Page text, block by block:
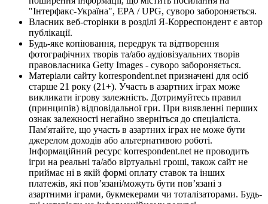
"Інтерфакс-Україна", EPA / UPG, суворо забороняється.
Власник веб-сторінки в розділі Я-Корреспондент є автор
публікації.
Будь-яке копіювання, передрук та відтворення
фотографічних творів та/або аудіовізуальних творів
правовласника Getty Images - суворо забороняється.
Матеріали сайту korrespondent.net призначені для осіб
старше 21 року (21+). Участь в азартних іграх може
викликати ігрову залежність. Дотримуйтесь правил
(принципів) відповідальної гри. При виявленні перших
ознак залежності негайно зверніться до спеціаліста.
Пам'ятайте, що участь в азартних іграх не може бути
джерелом доходів або альтернативою роботі.
Інформаційний ресурс korrespondent.net не проводить
ігри на реальні та/або віртуальні гроші, також сайт не
приймає ні в якій формі оплату ставок та інших
платежів, які пов’язані/можуть бути пов’язані з
азартними іграми, букмекерами чи тоталізаторами. Будь-